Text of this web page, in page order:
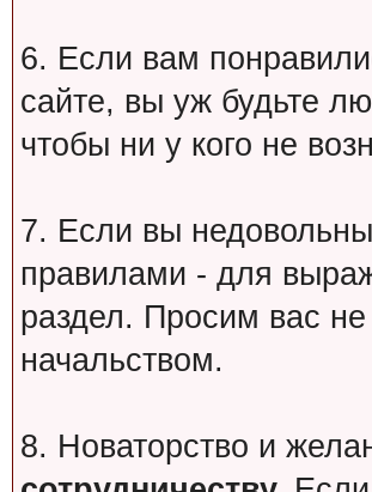
6. Если вам
сайте, вы уж будьте
чтобы ни у кого не
7. Если вы
правилами - для
раздел. Просим вас не
начальством.
8. Новаторство и